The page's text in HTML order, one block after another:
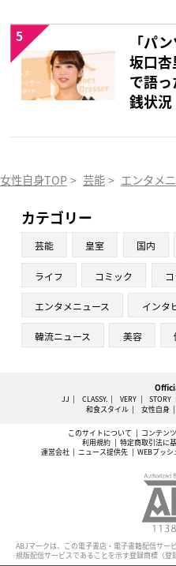
「パ
坂口
で語
銭状況
5
女性自身TOP > 芸能 > エンタメ
カテゴリー
芸能 皇室 国内
ライフ コミック
エンタメニュース インタ
韓流ニュース 美容
JJ CLASSY. VERY STORY
和食スタイル
女性自身
このサイトについて コンテン
利用規約
特定商取引法に
運営会社
ニュース提供先 WEBプッ
ABJマークは、この電子書店・電子書籍配信サー
規版配信サービスであることを示す登録商標（登